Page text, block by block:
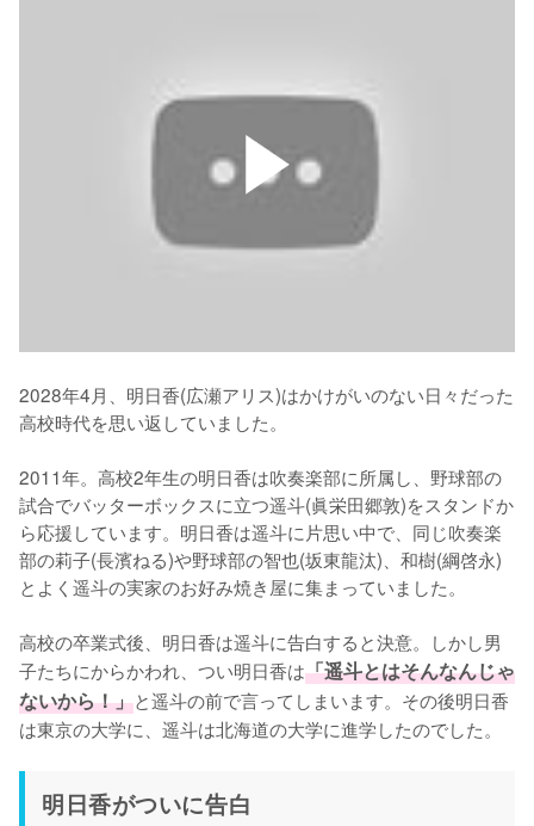
2028年4月、明日香(広瀬アリス)はかけがいのない日々だった
高校時代を思い返していました。
2011年。高校2年生の明日香は吹奏楽部に所属し、野球部の
試合でバッターボックスに立つ遥斗(眞栄田郷敦)をスタンドか
ら応援しています。明日香は遥斗に片思い中で、同じ吹奏楽
部の莉子(長濱ねる)や野球部の智也(坂東龍汰)、和樹(綱啓永)
とよく遥斗の実家のお好み焼き屋に集まっていました。
高校の卒業式後、明日香は遥斗に告白すると決意。しかし男
子たちにからかわれ、つい明日香は「遥斗とはそんなんじゃ
ないから！」と遥斗の前で言ってしまいます。その後明日香
は東京の大学に、遥斗は北海道の大学に進学したのでした。
明日香がついに告白